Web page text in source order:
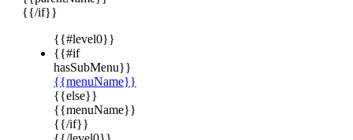
{{/if}}
{{#level0}}
{{#if
hasSubMenu}}
{{menuName}}
{{else}}
{{menuName}}
{{/if}}